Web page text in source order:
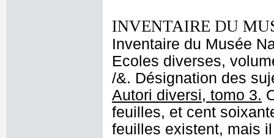
INVENTAIRE DU
Inventaire du Musée
Ecoles diverses,
/&. Désignation des
Autori diversi, tomo 3.
feuilles, et cent
feuilles existent, mais